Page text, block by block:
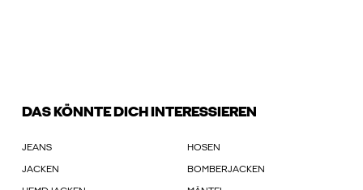
DAS KÖNNTE DICH INTERESSIEREN
JEANS HOSEN
JACKEN BOMBERJACKEN